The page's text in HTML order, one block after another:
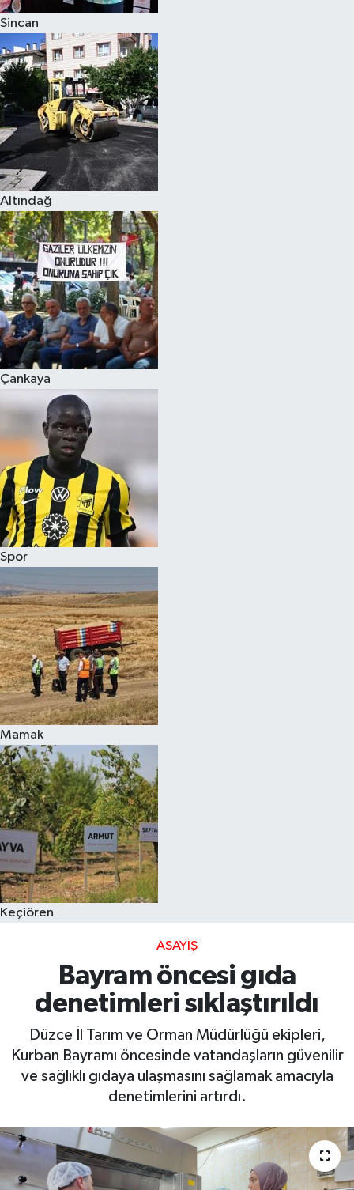
Sincan
Altındağ
Çankaya
Spor
Mamak
Keçiören
ASAYIŞ
Bayram öncesi gıda
denetimleri sıklaştırıldı
Düzce İl Tarım ve Orman Müdürlüğü ekipleri,
Kurban Bayramı öncesinde vatandaşların güvenilir
ve sağlıklı gıdaya ulaşmasını sağlamak amacıyla
denetimlerini artırdı.